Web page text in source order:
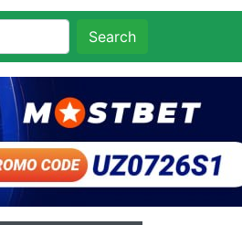
Search